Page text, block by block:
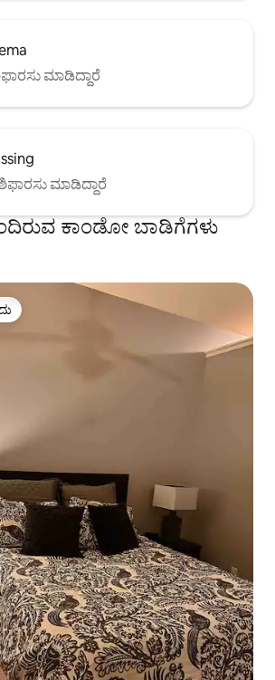
ಮಾಡಿದ್ದಾರೆ
ಮಾಡಿದ್ದಾರೆ
ಕಾಂಡೋ ಬಾಡಿಗೆಗಳು